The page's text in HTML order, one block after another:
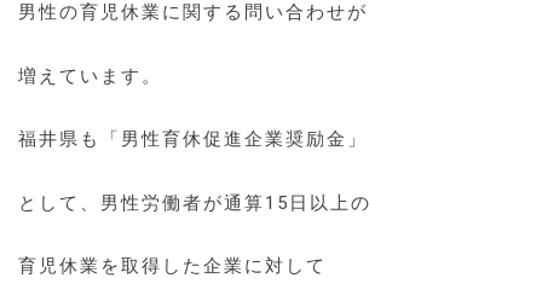
男性の育児休業に関する問い合わせが
増えています。
福井県も「男性育休促進企業奨励金」
として、男性労働者が通算15日以上の
育児休業を取得した企業に対して